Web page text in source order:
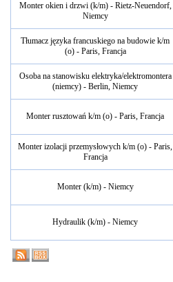
Monter okien i drzwi (k/m) - Rietz-Neuendorf,
Niemcy
Tłumacz języka francuskiego na budowie k/m
(o) - Paris, Francja
Osoba na stanowisku elektryka/elektromontera
(niemcy) - Berlin, Niemcy
Monter rusztowań k/m (o) - Paris, Francja
Monter izolacji przemysłowych k/m (o) - Paris,
Francja
Monter (k/m) - Niemcy
Hydraulik (k/m) - Niemcy